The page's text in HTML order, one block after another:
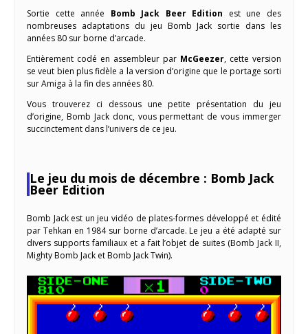
Sortie cette année Bomb Jack Beer Edition est une des
nombreuses adaptations du jeu Bomb Jack sortie dans les
années 80 sur borne d’arcade.
Entièrement codé en assembleur par McGeezer, cette version
se veut bien plus fidèle a la version d’origine que le portage sorti
sur Amiga à la fin des années 80.
Vous trouverez ci dessous une petite présentation du jeu
d’origine, Bomb Jack donc, vous permettant de vous immerger
succinctement dans l’univers de ce jeu.
Le jeu du mois de décembre : Bomb Jack
Beer Edition
Bomb Jack est un jeu vidéo de plates-formes développé et édité
par Tehkan en 1984 sur borne d’arcade. Le jeu a été adapté sur
divers supports familiaux et a fait l’objet de suites (Bomb Jack II,
Mighty Bomb Jack et Bomb Jack Twin).